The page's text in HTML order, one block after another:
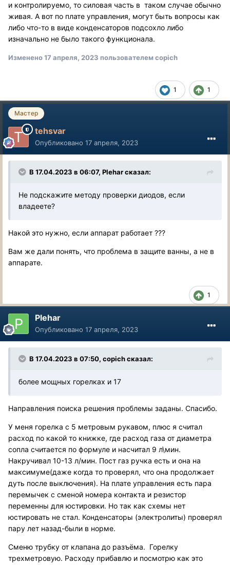
и контролируемо, то силовая часть в таком случае обычно
живая. А вот по плате управления, могут быть вопросы как
либо что-то в виде конденсаторов подсохло либо
изначально не было такого функционала.
Изменено17 апреля, 2023 пользователем copich
1 1
Мастер
tehsvar
Опубликовано 17 апреля, 2023
В 17.04.2023 в 06:07, Pleharсказал:
Не подскажите методу проверки диодов, если
владеете?
Накой это нужно, если аппарат работает ???
Вам же дали понять, что проблема в защите ванны, а не в
аппарате.
1
Plehar
Опубликовано 17 апреля, 2023
В 17.04.2023 в 07:50, copichсказал:
более мощных горелках и 17
Направления поиска решения проблемы заданы. Спасибо.
У меня горелка с 5 метровым рукавом, плюс я считал
расход по какой то книжке, где расход газа от диаметра
сопла считается по формуле и насчитал 9 л\мин.
Накручивал 10-13 л/мин. Пост газ ручка есть и она на
максимуме(даже когда то проверял, что она продолжает
дуть после выключения). На плате управления есть пара
перемычек с сменой номера контакта и резистор
переменны для юстировки. Но так как схемы нет
юстировать не стал. Конденсаторы (электролиты) проверял
пару лет назад-были в норме.
Сменю трубку от клапана до разъёма. Горелку
трехметровую. Расходу прибавлю и посмотрю как это